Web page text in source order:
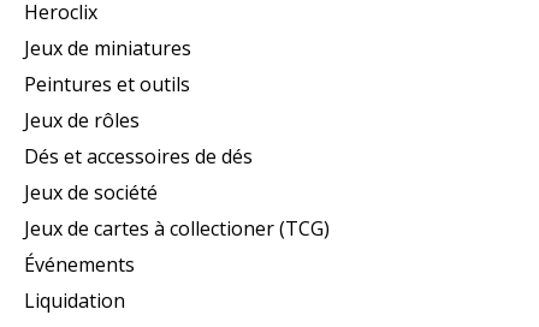
Heroclix
Jeux de miniatures
Peintures et outils
Jeux de rôles
Dés et accessoires de dés
Jeux de société
Jeux de cartes à collectioner (TCG)
Événements
Liquidation